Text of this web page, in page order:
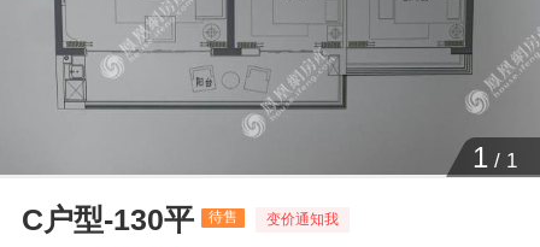
1/ 1
C户型-130平 待售 变价通知我